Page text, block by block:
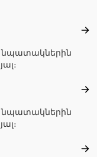
նպատակներին
նպատակներին